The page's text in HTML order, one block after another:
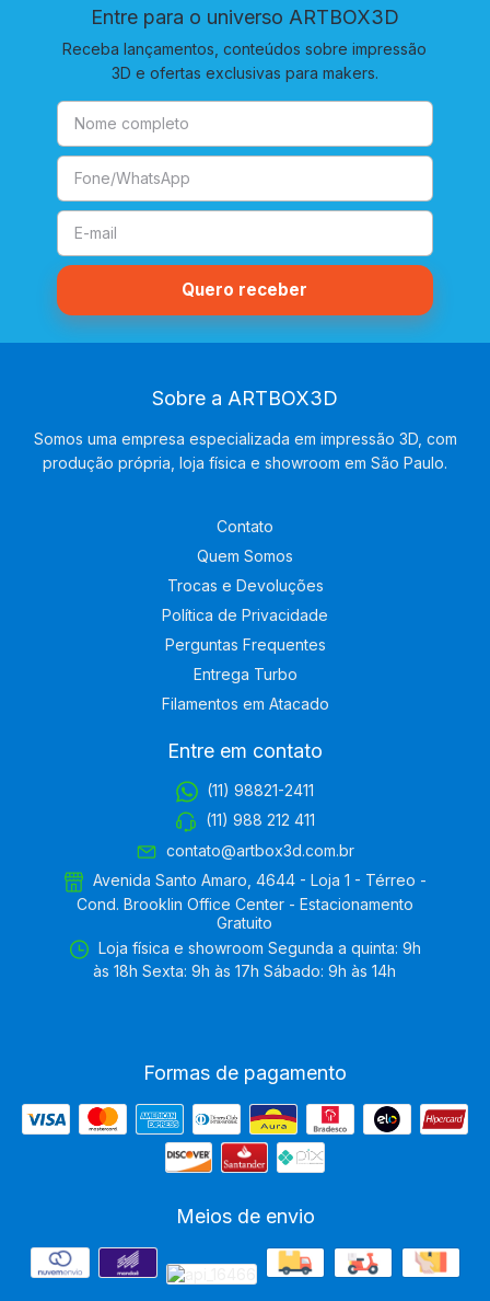
Entre para o universo ARTBOX3D
Receba lançamentos, conteúdos sobre impressão
3D e ofertas exclusivas para makers.
Sobre a ARTBOX3D
Somos uma empresa especializada em impressão 3D, com
produção própria, loja física e showroom em São Paulo.
Contato
Quem Somos
Trocas e Devoluções
Política de Privacidade
Perguntas Frequentes
Entrega Turbo
Filamentos em Atacado
Entre em contato
(11) 98821-2411
(11) 988 212 411
contato@artbox3d.com.br
Avenida Santo Amaro, 4644 - Loja 1 - Térreo -
Cond. Brooklin Office Center - Estacionamento
Gratuito
Loja física e showroom Segunda a quinta: 9h
às 18h Sexta: 9h às 17h Sábado: 9h às 14h
Formas de pagamento
Meios de envio